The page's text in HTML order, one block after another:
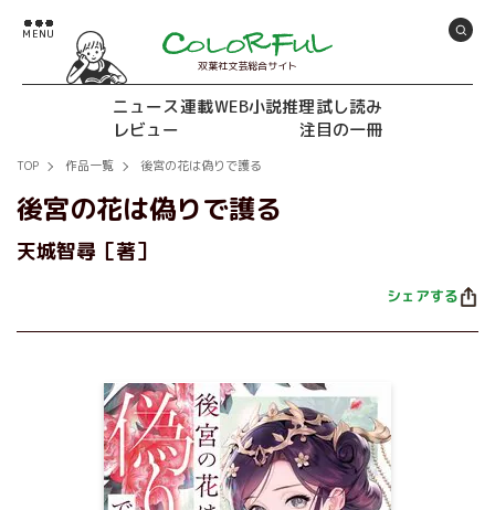
双葉社文芸総合サイト
ニュース連載WEB小説推理試し読み
レビュー
注目の一冊
TOP 作品一覧 後宮の花は偽りで護る
後宮の花は偽りで護る
天城智尋［著］
シェアする